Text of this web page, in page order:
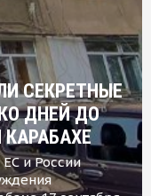
СЕКРЕТНЫЕ
ДНЕЙ ДО
и России